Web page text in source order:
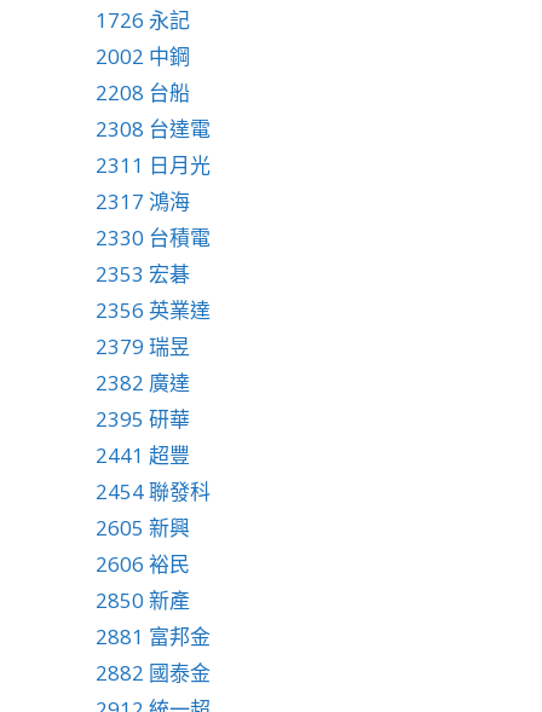
1726 永記
2002 中鋼
2208 台船
2308 台達電
2311 日月光
2317 鴻海
2330 台積電
2353 宏碁
2356 英業達
2379 瑞昱
2382 廣達
2395 研華
2441 超豐
2454 聯發科
2605 新興
2606 裕民
2850 新產
2881 富邦金
2882 國泰金